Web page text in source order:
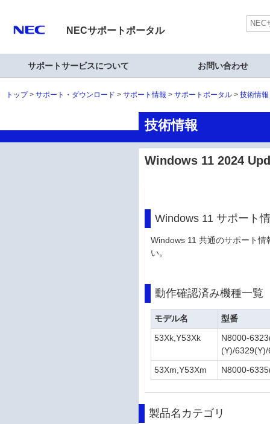
NECサポートポータル
サポートサービスについて お問い合わせ
トップ サポート・ダウンロード サポート情報 サポートポータル 技術情
技術情報
Windows 11 2024
Windows 11 サポート
Windows 11 共通のサポート情
い。
動作確認済み機種一覧
モデル名
型番
53Xk,Y53Xk
N8000-
(Y)/
53Xm,Y53Xm
N8000-
製品名カテゴリ